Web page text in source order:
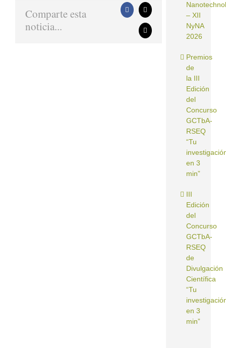
Comparte esta
noticia...
Facebook
X
Correo
electrónico
– XII
NyNA
2026
Premios
de
la III
Edición
del
Concurso
GCTbA-
RSEQ
“Tu
en 3
min”
III
Edición
del
Concurso
GCTbA-
RSEQ
de
Divulgación
Científica
“Tu
en 3
min”